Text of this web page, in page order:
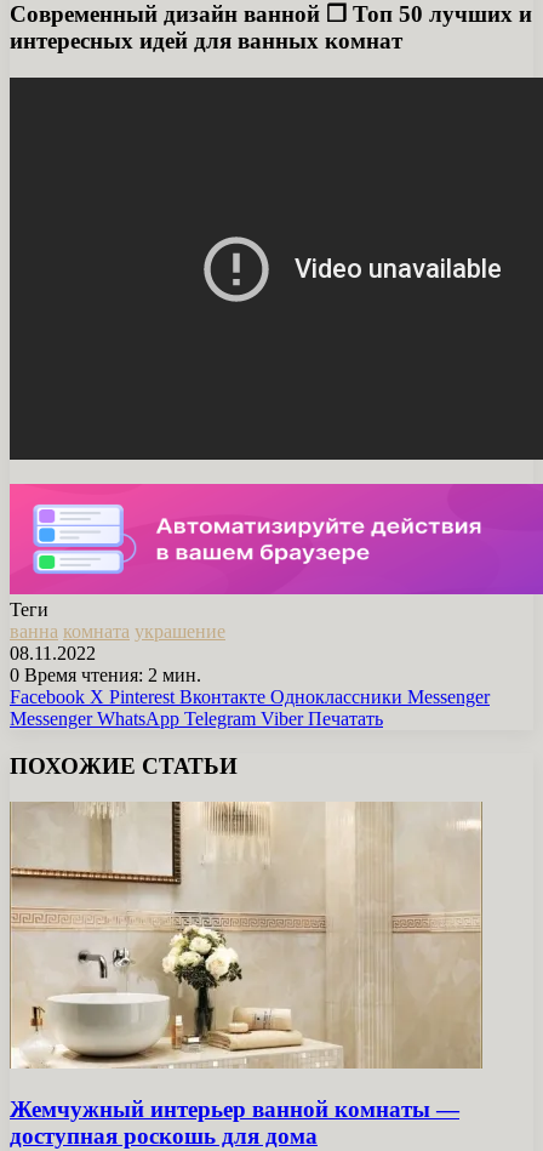
Современный дизайн ванной ❒︎ Топ 50 лучших и
интересных идей для ванных комнат
Теги
ванна комната украшение
08.11.2022
0 Время чтения: 2 мин.
Facebook X Pinterest Вконтакте Одноклассники Messenger
Messenger WhatsApp Telegram Viber Печатать
ПОХОЖИЕ СТАТЬИ
Жемчужный интерьер ванной комнаты —
доступная роскошь для дома